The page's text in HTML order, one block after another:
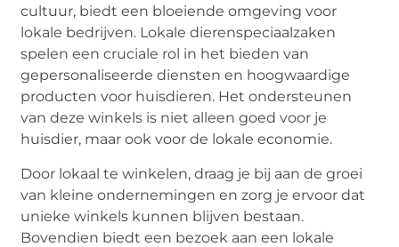
cultuur, biedt een bloeiende omgeving voor
lokale bedrijven. Lokale dierenspeciaalzaken
spelen een cruciale rol in het bieden van
gepersonaliseerde diensten en hoogwaardige
producten voor huisdieren. Het ondersteunen
van deze winkels is niet alleen goed voor je
huisdier, maar ook voor de lokale economie.
Door lokaal te winkelen, draag je bij aan de groei
van kleine ondernemingen en zorg je ervoor dat
unieke winkels kunnen blijven bestaan.
Bovendien biedt een bezoek aan een lokale